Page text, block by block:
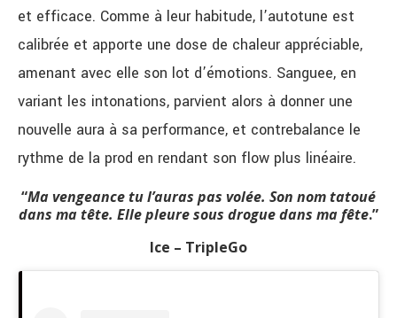
et efficace. Comme à leur habitude, l’autotune est
calibrée et apporte une dose de chaleur appréciable,
amenant avec elle son lot d’émotions. Sanguee, en
variant les intonations, parvient alors à donner une
nouvelle aura à sa performance, et contrebalance le
rythme de la prod en rendant son flow plus linéaire.
“Ma vengeance tu l’auras pas volée. Son nom tatoué
dans ma tête. Elle pleure sous drogue dans ma fête.”
Ice – TripleGo